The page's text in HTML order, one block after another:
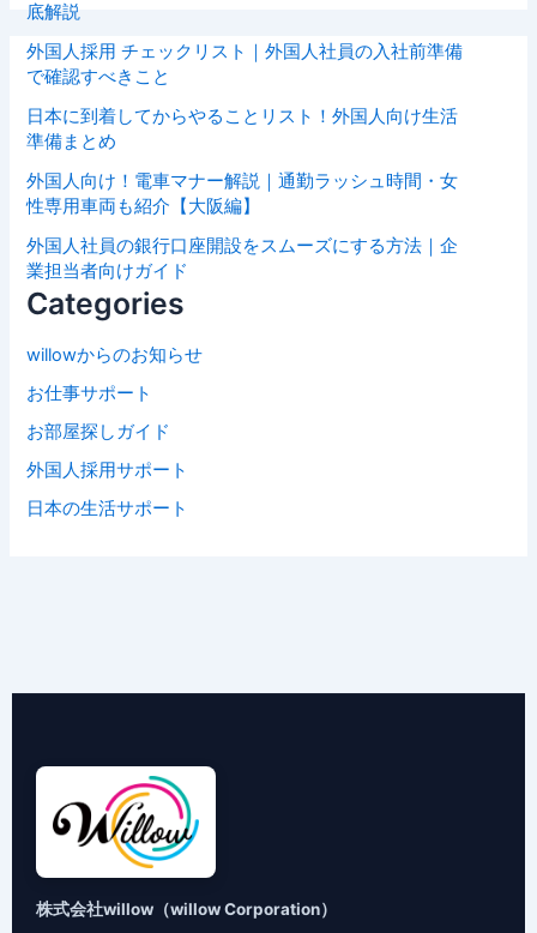
底解説
外国人採用 チェックリスト｜外国人社員の入社前準備
で確認すべきこと
日本に到着してからやることリスト！外国人向け生活
準備まとめ
外国人向け！電車マナー解説｜通勤ラッシュ時間・女
性専用車両も紹介【大阪編】
外国人社員の銀行口座開設をスムーズにする方法｜企
業担当者向けガイド
Categories
willowからのお知らせ
お仕事サポート
お部屋探しガイド
外国人採用サポート
日本の生活サポート
株式会社willow（willow Corporation）